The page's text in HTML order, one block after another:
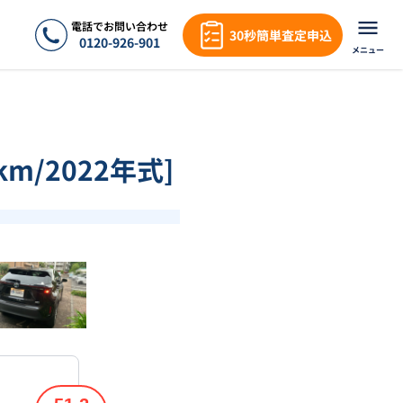
電話でお問い合わせ
0120-926-901 30秒簡単査定申込
メニュー
2022年式]
1/18